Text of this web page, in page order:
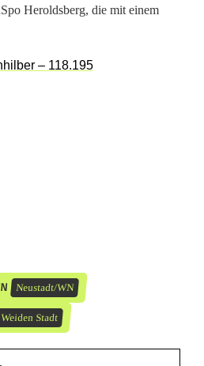
Heroldsberg, die mit einem
Neustadt/WN
Weiden Stadt